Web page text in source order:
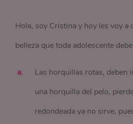
Hola, soy Cristina y hoy les voy a
belleza que toda adolescente
Las horquillas rotas, deben
una horquilla del pelo,
redondeada ya no sirve,